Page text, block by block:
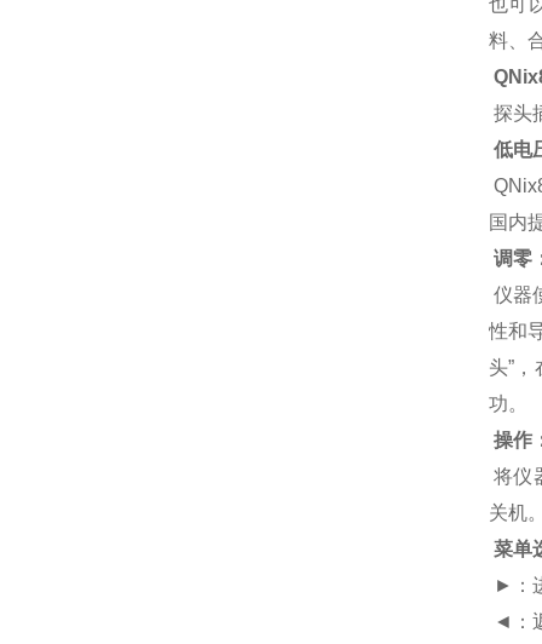
也可
料、
探头
低电
国内
调零
仪器
性和
头”
功。
操作
将仪
关机
菜单
►：
◄：